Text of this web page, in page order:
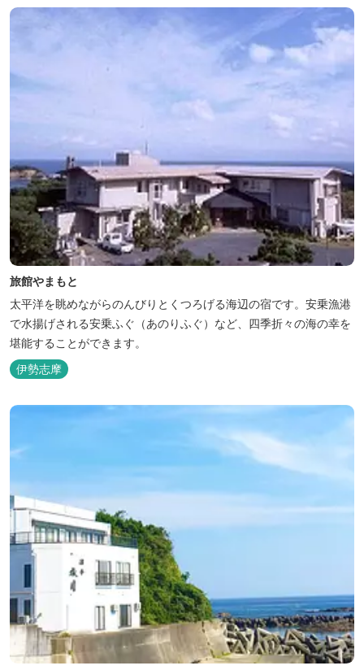
旅館やまもと
太平洋を眺めながらのんびりとくつろげる海辺の宿です。安乗漁港
で水揚げされる安乗ふぐ（あのりふぐ）など、四季折々の海の幸を
堪能することができます。
伊勢志摩